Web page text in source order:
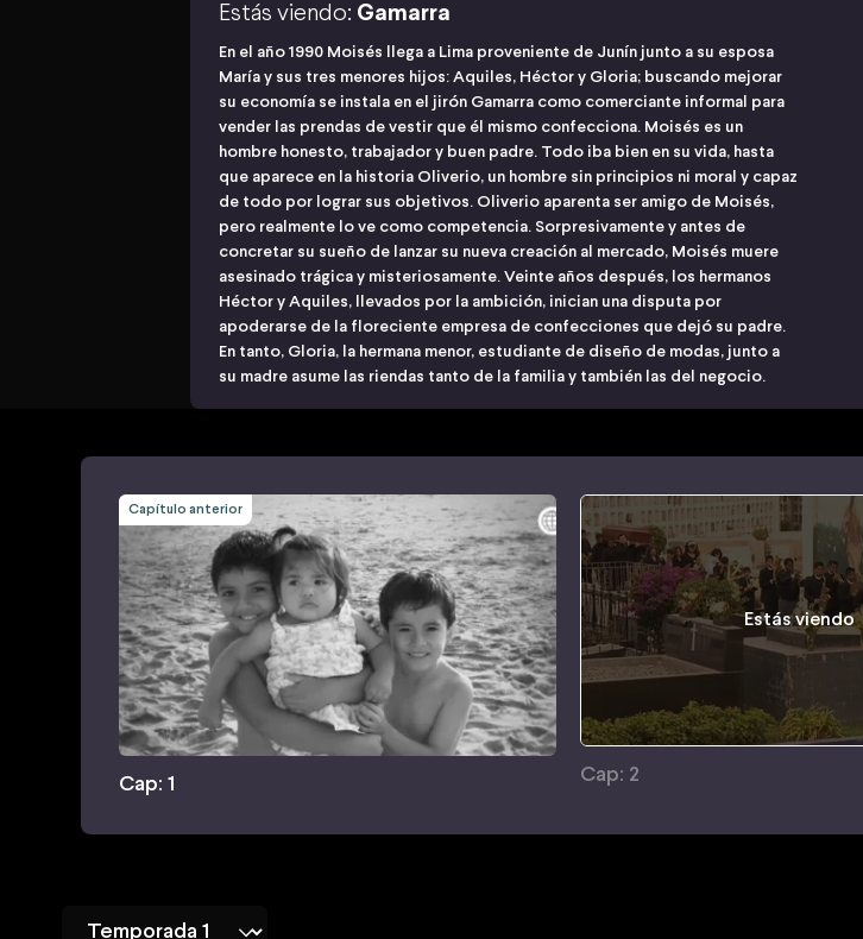
Estás viendo: Gamarra
En el año 1990 Moisés llega a Lima proveniente de Junín junto a su esposa
María y sus tres menores hijos: Aquiles, Héctor y Gloria; buscando mejorar
su economía se instala en el jirón Gamarra como comerciante informal para
vender las prendas de vestir que él mismo confecciona. Moisés es un
hombre honesto, trabajador y buen padre. Todo iba bien en su vida, hasta
que aparece en la historia Oliverio, un hombre sin principios ni moral y capaz
de todo por lograr sus objetivos. Oliverio aparenta ser amigo de Moisés,
pero realmente lo ve como competencia. Sorpresivamente y antes de
concretar su sueño de lanzar su nueva creación al mercado, Moisés muere
asesinado trágica y misteriosamente. Veinte años después, los hermanos
Héctor y Aquiles, llevados por la ambición, inician una disputa por
apoderarse de la floreciente empresa de confecciones que dejó su padre.
En tanto, Gloria, la hermana menor, estudiante de diseño de modas, junto a
su madre asume las riendas tanto de la familia y también las del negocio.
Capítulo anterior
Cap: 1
Estás viendo
Cap: 2